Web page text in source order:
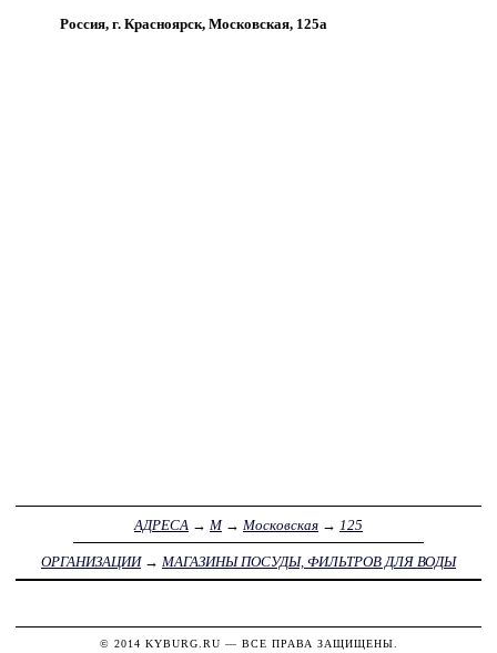
Россия, г. Красноярск, Московская, 125а
АДРЕСА → М→ Московская → 125
ОРГАНИЗАЦИИ→ МАГАЗИНЫ ПОСУДЫ, ФИЛЬТРОВ ДЛЯ ВОДЫ
© 2014 KYBURG.RU — ВСЕ ПРАВА ЗАЩИЩЕНЫ.